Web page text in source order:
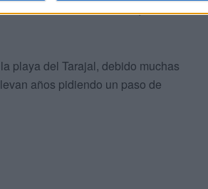
a la situación de atasco que se
playa del Tarajal, debido muchas
años pidiendo un paso de